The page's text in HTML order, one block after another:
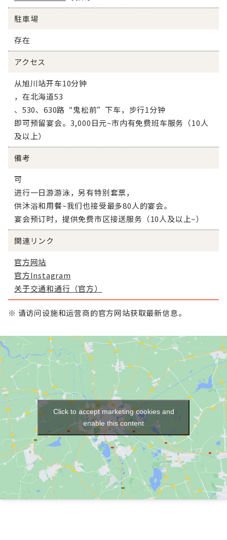
駐車場
存在
アクセス
从旭川站开车10分钟
，在北海道53
、530、630路“鬼松前”下车，步行1分钟
即可预留宴会。3,000日元~市内有免费班车服务（10人
及以上）
備考
可
进行一日游游泳，另有特别套票，
供沐浴和用餐~我们也接受最多80人的宴会。
宴会预订时，提供免费市区接送服务（10人及以上~）
関連リンク
官方网站
官方Instagram
关于交通和通行（官方）
※ 请访问设施和运营商的官方网站获取最新信息。
Click to accept marketing cookies and
enable this content